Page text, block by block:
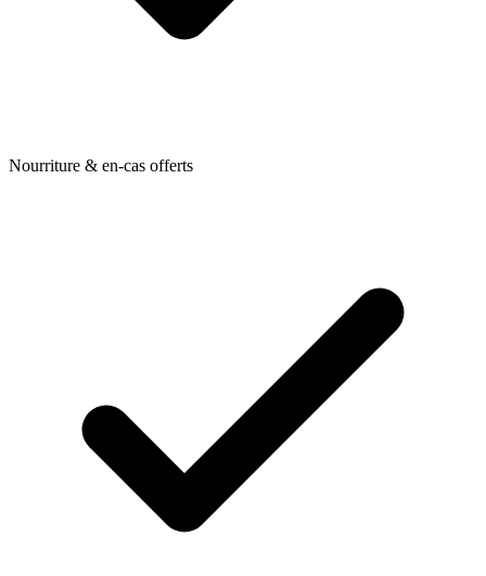
Nourriture & en-cas offerts